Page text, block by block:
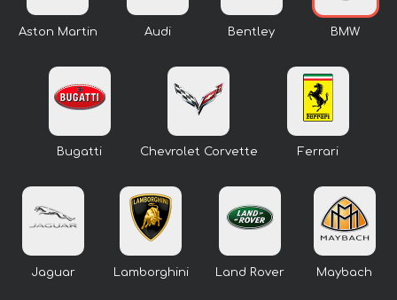
Aston Martin Audi Bentley BMW
Bugatti Chevrolet Corvette Ferrari
Jaguar Lamborghini Land Rover Maybach